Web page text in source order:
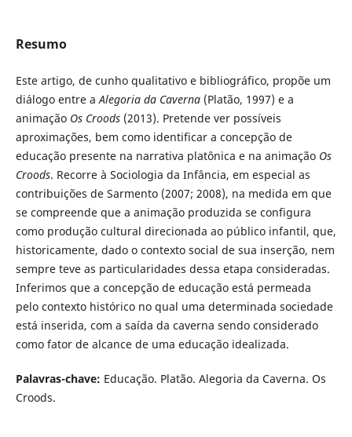
Resumo
Este artigo, de cunho qualitativo e bibliográfico, propõe um
diálogo entre aAlegoria da Caverna(Platão, 1997) e a
animação Os Croods(2013). Pretende ver possíveis
aproximações, bem como identificar a concepção de
educação presente na narrativa platônica e na animação Os
Croods. Recorre à Sociologia da Infância, em especial as
contribuições de Sarmento (2007; 2008), na medida em que
se compreende que a animação produzida se configura
como produção cultural direcionada ao público infantil, que,
historicamente, dado o contexto social de sua inserção, nem
sempre teve as particularidades dessa etapa consideradas.
Inferimos que a concepção de educação está permeada
pelo contexto histórico no qual uma determinada sociedade
está inserida, com a saída da caverna sendo considerado
como fator de alcance de uma educação idealizada.
Palavras-chave: Educação. Platão. Alegoria da Caverna. Os
Croods.